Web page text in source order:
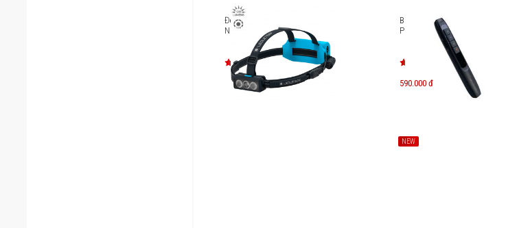
Đèn pin đội đầu Ledlenser
NEO9R
Bút trình chiếu MicroPack
POINTER LITE WPM-06
590.000 đ
NEW